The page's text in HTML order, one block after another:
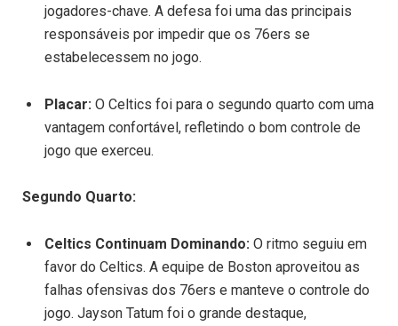
jogadores-chave. A defesa foi uma das principais
responsáveis por impedir que os 76ers se
estabelecessem no jogo.
Placar: O Celtics foi para o segundo quarto com uma
vantagem confortável, refletindo o bom controle de
jogo que exerceu.
Segundo Quarto:
Celtics Continuam Dominando: O ritmo seguiu em
favor do Celtics. A equipe de Boston aproveitou as
falhas ofensivas dos 76ers e manteve o controle do
jogo. Jayson Tatum foi o grande destaque,